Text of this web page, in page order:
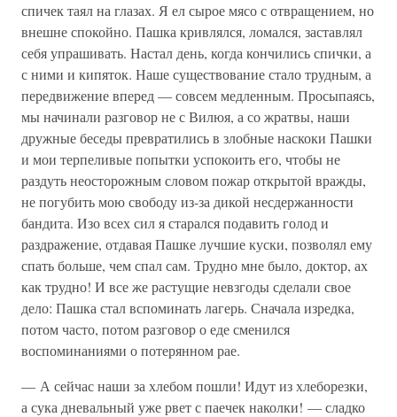
спичек таял на глазах. Я ел сырое мясо с отвращением, но
внешне спокойно. Пашка кривлялся, ломался, заставлял
себя упрашивать. Настал день, когда кончились спички, а
с ними и кипяток. Наше существование стало трудным, а
передвижение вперед — совсем медленным. Просыпаясь,
мы начинали разговор не с Вилюя, а со жратвы, наши
дружные беседы превратились в злобные наскоки Пашки
и мои терпеливые попытки успокоить его, чтобы не
раздуть неосторожным словом пожар открытой вражды,
не погубить мою свободу из-за дикой несдержанности
бандита. Изо всех сил я старался подавить голод и
раздражение, отдавая Пашке лучшие куски, позволял ему
спать больше, чем спал сам. Трудно мне было, доктор, ах
как трудно! И все же растущие невзгоды сделали свое
дело: Пашка стал вспоминать лагерь. Сначала изредка,
потом часто, потом разговор о еде сменился
воспоминаниями о потерянном рае.
— А сейчас наши за хлебом пошли! Идут из хлеборезки,
а сука дневальный уже рвет с паечек наколки! — сладко